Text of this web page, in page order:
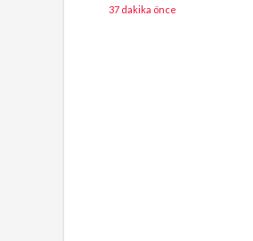
37 dakika önce